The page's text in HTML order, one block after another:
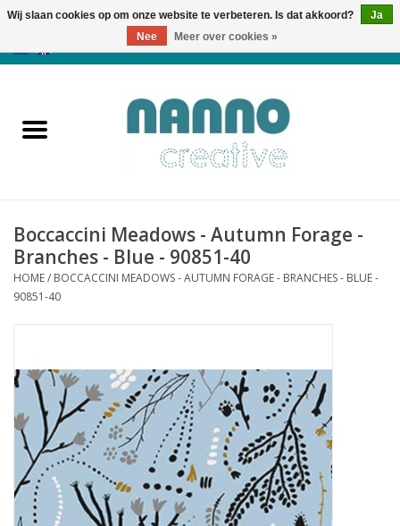
Producten
Nieuws
Herfst & Halloween
Laatste Kans
Cadeaubonnen
Nanno Blog
Boccaccini Meadows - Autumn Forage -
Branches - Blue - 90851-40
HOME/ BOCCACCINI MEADOWS - AUTUMN FORAGE - BRANCHES - BLUE -
90851-40
Wij slaan cookies op om onze website te verbeteren. Is dat akkoord?
Ja
Nee
Meer over cookies »